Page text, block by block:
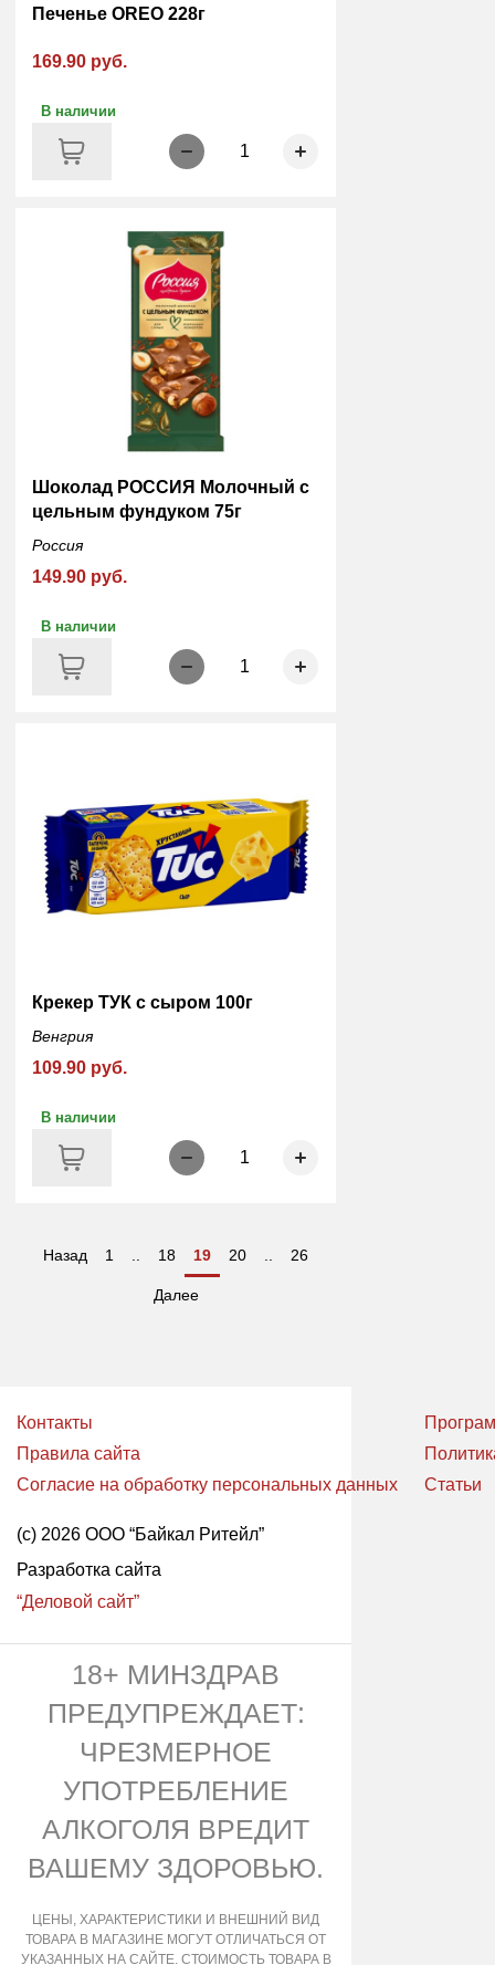
Печенье OREO 228г
169.90 руб.
В наличии
1
Шоколад РОССИЯ Молочный с
цельным фундуком 75г
Россия
149.90 руб.
В наличии
1
Крекер ТУК с сыром 100г
Венгрия
109.90 руб.
В наличии
1
Назад 1 18 19 20 26
Далее
Контакты
Правила сайта
Согласие на обработку персональных данных
Статьи
(с) 2026 ООО “Байкал Ритейл”
Разработка сайта
“Деловой сайт”
18+ МИНЗДРАВ
ПРЕДУПРЕЖДАЕТ:
ЧРЕЗМЕРНОЕ
УПОТРЕБЛЕНИЕ
АЛКОГОЛЯ ВРЕДИТ
ВАШЕМУ ЗДОРОВЬЮ.
ЦЕНЫ, ХАРАКТЕРИСТИКИ И ВНЕШНИЙ ВИД
ТОВАРА В МАГАЗИНЕ МОГУТ ОТЛИЧАТЬСЯ ОТ
УКАЗАННЫХ НА САЙТЕ. СТОИМОСТЬ ТОВАРА В